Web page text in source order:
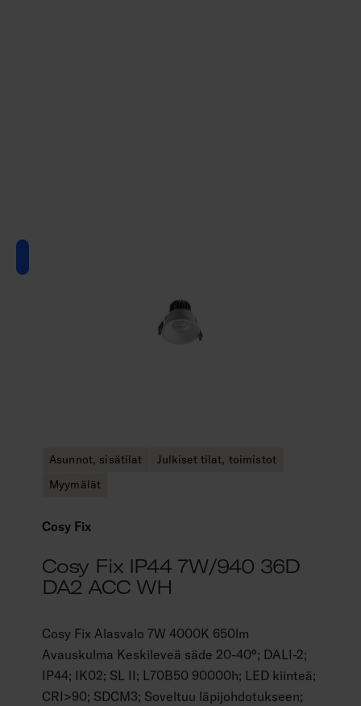
Asunnot, sisätilat
Julkiset tilat, toimistot
Myymälät
Cosy Fix
Cosy Fix IP44 7W/940 36D
DA2 ACC WH
Cosy Fix Alasvalo 7W 4000K 650lm
Avauskulma Keskileveä säde 20-40°; DALI-2;
IP44; IK02; SL II; L70B50 90000h; LED kiinteä;
CRI>90; SDCM3; Soveltuu läpijohdotukseen;